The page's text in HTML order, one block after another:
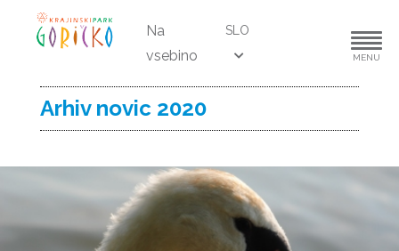
Na
vsebino
SLO
MENU
Arhiv novic 2020